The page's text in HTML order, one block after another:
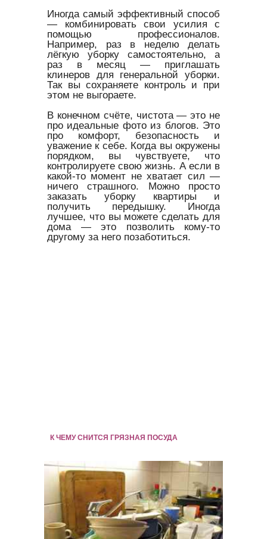
Иногда самый эффективный способ
— комбинировать свои усилия с
помощью профессионалов.
Например, раз в неделю делать
лёгкую уборку самостоятельно, а
раз в месяц — приглашать
клинеров для генеральной уборки.
Так вы сохраняете контроль и при
этом не выгораете.
В конечном счёте, чистота — это не
про идеальные фото из блогов. Это
про комфорт, безопасность и
уважение к себе. Когда вы окружены
порядком, вы чувствуете, что
контролируете свою жизнь. А если в
какой-то момент не хватает сил —
ничего страшного. Можно просто
заказать уборку квартиры и
получить передышку. Иногда
лучшее, что вы можете сделать для
дома — это позволить кому-то
другому за него позаботиться.
К ЧЕМУ СНИТСЯ ГРЯЗНАЯ ПОСУДА